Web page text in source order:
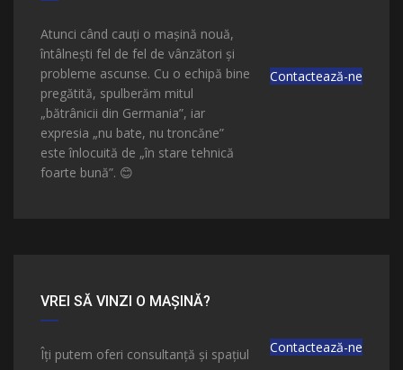
Atunci când cauți o mașină nouă,
întâlnești fel de fel de vânzători și
probleme ascunse. Cu o echipă bine
pregătită, spulberăm mitul
„bătrânicii din Germania”, iar
expresia „nu bate, nu troncăne”
este înlocuită de „în stare tehnică
foarte bună”. 😊
Contactează-ne
VREI SĂ VINZI O MAȘINĂ?
Îți putem oferi consultanță și spațiul
Contactează-ne